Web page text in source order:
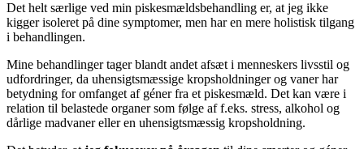
Det helt særlige ved min piskesmældsbehandling er, at jeg ikke
kigger isoleret på dine symptomer, men har en mere holistisk tilgang
i behandlingen.
Mine behandlinger tager blandt andet afsæt i menneskers livsstil og
udfordringer, da uhensigtsmæssige kropsholdninger og vaner har
betydning for omfanget af géner fra et piskesmæld. Det kan være i
relation til belastede organer som følge af f.eks. stress, alkohol og
dårlige madvaner eller en uhensigtsmæssig kropsholdning.